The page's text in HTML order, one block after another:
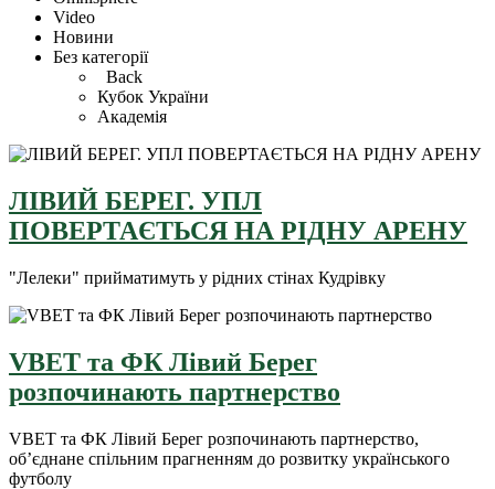
Video
Новини
Без категорії
Back
Кубок України
Академія
ЛІВИЙ БЕРЕГ. УПЛ
ПОВЕРТАЄТЬСЯ НА РІДНУ АРЕНУ
"Лелеки" прийматимуть у рідних стінах Кудрівку
VBET та ФК Лівий Берег
розпочинають партнерство
VBET та ФК Лівий Берег розпочинають партнерство,
об’єднане спільним прагненням до розвитку українського
футболу